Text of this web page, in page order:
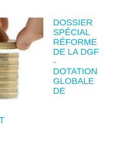
DOSSIER
SPÉCIAL
RÉFORME
DE LA DGF
-
DOTATION
GLOBALE
DE